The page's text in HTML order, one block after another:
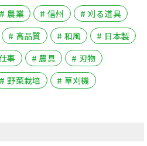
# 農業 # 信州
# 刈る道具
# 高品質 # 和風
# 日本製
事 # 農具
# 刃物
# 野菜栽培
# 草刈機